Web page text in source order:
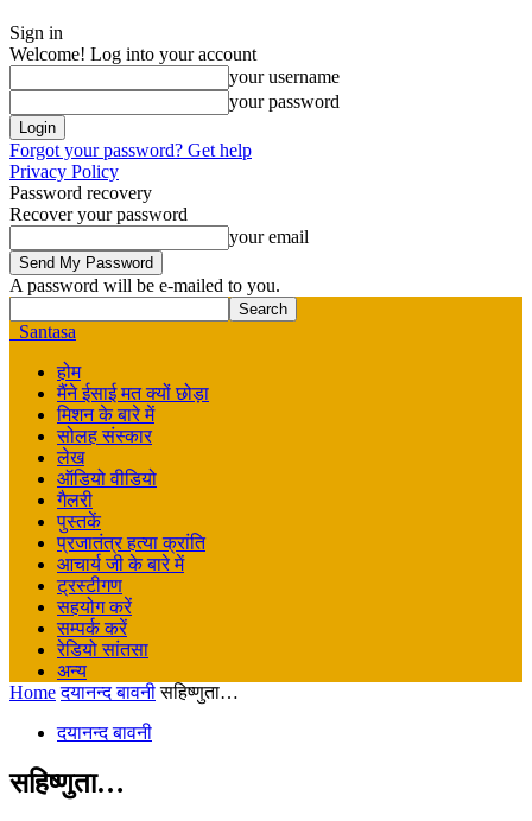
Sign in
Welcome! Log into your account
your username
your password
Forgot your password? Get help
Privacy Policy
Password recovery
Recover your password
your email
A password will be e-mailed to you.
Santasa
होम
मैंने ईसाई मत क्यों छोड़ा
मिशन के बारे में
सोलह संस्कार
लेख
ऑडियो वीडियो
गैलरी
पुस्तकें
प्रजातंत्र हत्या क्रांति
आचार्य जी के बारे में
ट्रस्टीगण
सहयोग करें
सम्पर्क करें
रेडियो सांतसा
अन्य
Home दयानन्द बावनी सहिष्णुता…
दयानन्द बावनी
सहिष्णुता…